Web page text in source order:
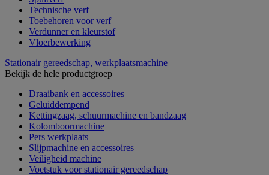
Technische verf
Toebehoren voor verf
Verdunner en kleurstof
Vloerbewerking
Stationair gereedschap, werkplaatsmachine
Bekijk de hele productgroep
Draaibank en accessoires
Geluiddempend
Kettingzaag, schuurmachine en bandzaag
Kolomboormachine
Pers werkplaats
Slijpmachine en accessoires
Veiligheid machine
Voetstuk voor stationair gereedschap